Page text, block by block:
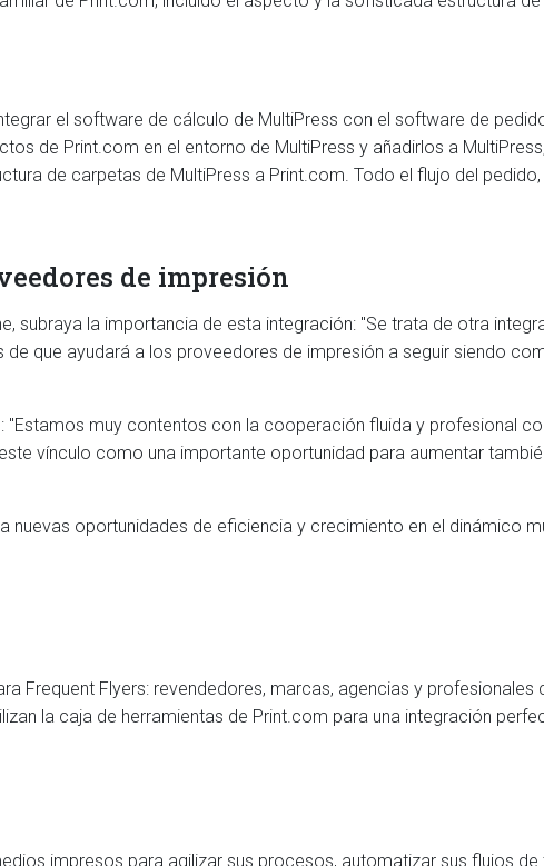
el software de cálculo de MultiPress con el software de
de Print.com en el entorno de MultiPress y añadirlos a
de carpetas de MultiPress a Print.com. Todo el flujo del
de impresión
subraya la importancia de esta integración: "Se trata de otra
que ayudará a los proveedores de impresión a seguir siendo
muy contentos con la cooperación fluida y profesional
vínculo como una importante oportunidad para aumentar
nuevas oportunidades de eficiencia y crecimiento en el dinámico
Frequent Flyers: revendedores, marcas, agencias y
la caja de herramientas de Print.com para una integración
impresos para agilizar sus procesos, automatizar sus flujos